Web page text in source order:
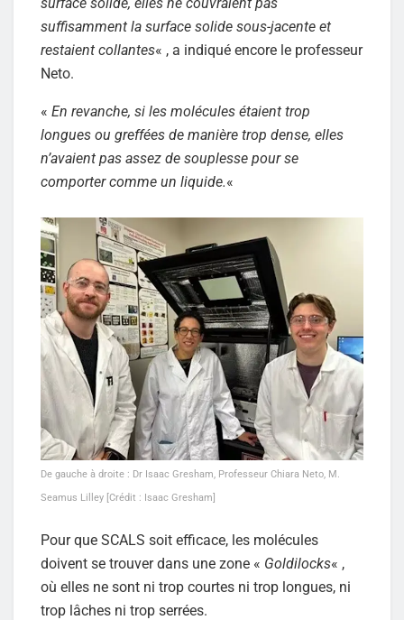
suffisamment la surface solide sous-jacente et
restaient collantes« , a indiqué encore le professeur
Neto.
« En revanche, si les molécules étaient trop
longues ou greffées de manière trop dense, elles
n’avaient pas assez de souplesse pour se
comporter comme un liquide.«
De gauche à droite : Dr Isaac Gresham, Professeur Chiara Neto, M.
Seamus Lilley [Crédit : Isaac Gresham]
Pour que SCALS soit efficace, les molécules
doivent se trouver dans une zone « Goldilocks« ,
où elles ne sont ni trop courtes ni trop longues, ni
trop lâches ni trop serrées.